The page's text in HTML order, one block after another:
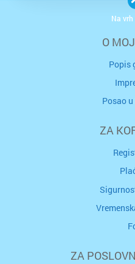
O
Popis
Posao
ZA
ZA
Na